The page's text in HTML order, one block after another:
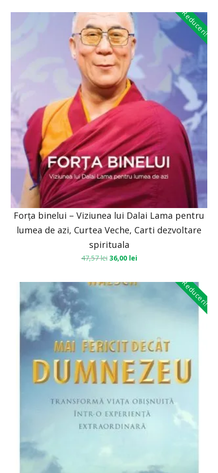
Reduceri!
Forța binelui – Viziunea lui Dalai Lama pentru
lumea de azi, Curtea Veche, Carti dezvoltare
spirituala
47,57lei 36,00 lei
Reduceri!